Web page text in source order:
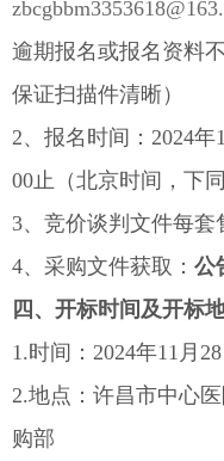
逾期报名或报名资料
保证扫描件清晰）
2、报名时间：2024年
00止（北京时间，下同
3、竞价谈判文件每套
4、采购文件获取： 公
四、开标时间及开标
1.时间：2024年11月
2.地点：许昌市中心
购部